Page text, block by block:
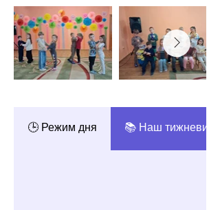
🕒 Режим дня 📚 Наш тижневий